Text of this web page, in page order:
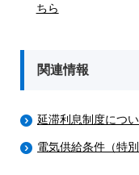
ちら
関連情報
延滞利息制度につ
電気供給条件（特別